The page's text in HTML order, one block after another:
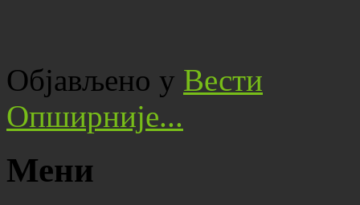
Објављено у Вести
Опширније...
Мени